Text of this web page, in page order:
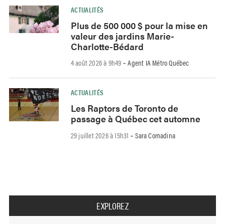
ACTUALITÉS
Plus de 500 000 $ pour la mise en
valeur des jardins Marie-
Charlotte-Bédard
4 août 2026 à 9h49 -Agent IA Métro Québec
ACTUALITÉS
Les Raptors de Toronto de
passage à Québec cet automne
29 juillet 2026 à 15h31 -Sara Comadina
EXPLOREZ